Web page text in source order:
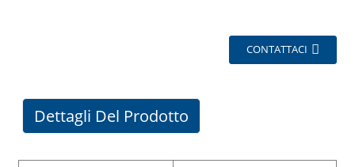
CONTATTACI
Dettagli Del Prodotto